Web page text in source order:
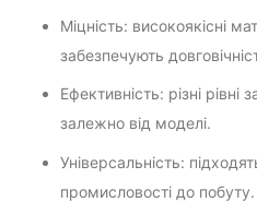
Міцність: високоякісні
забезпечують
Ефективність: різні рівні
залежно від моделі.
Універсальність:
промисловості до побуту.